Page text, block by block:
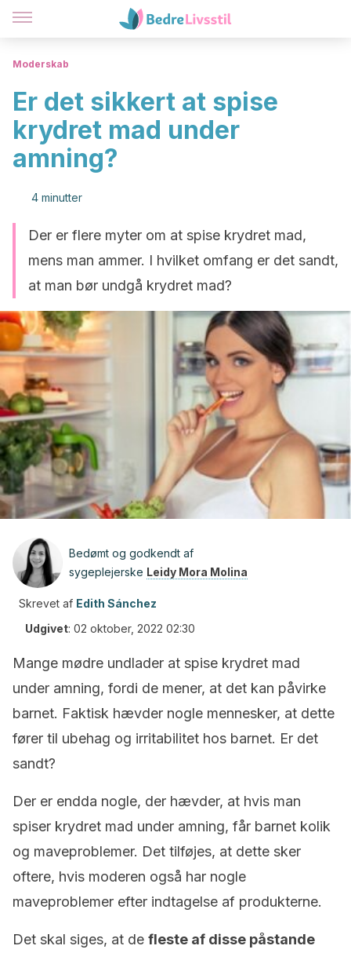
Moderskab
Er det sikkert at spise
krydret mad under
amning?
4 minutter
Der er flere myter om at spise krydret mad,
mens man ammer. I hvilket omfang er det sandt,
at man bør undgå krydret mad?
Bedømt og godkendt af
sygeplejerske Leidy Mora Molina
Skrevet af Edith Sánchez
Udgivet: 02 oktober, 2022 02:30
Mange mødre undlader at spise krydret mad
under amning, fordi de mener, at det kan påvirke
barnet. Faktisk hævder nogle mennesker, at dette
fører til ubehag og irritabilitet hos barnet. Er det
sandt?
Der er endda nogle, der hævder, at hvis man
spiser krydret mad under amning, får barnet kolik
og maveproblemer. Det tilføjes, at dette sker
oftere, hvis moderen også har nogle
maveproblemer efter indtagelse af produkterne.
Det skal siges, at de fleste af disse påstande